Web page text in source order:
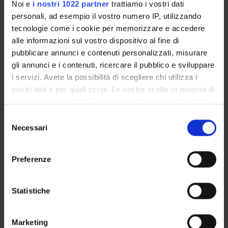
Noi e i nostri 1022 partner trattiamo i vostri dati
personali, ad esempio il vostro numero IP, utilizzando
tecnologie come i cookie per memorizzare e accedere
alle informazioni sul vostro dispositivo al fine di
pubblicare annunci e contenuti personalizzati, misurare
gli annunci e i contenuti, ricercare il pubblico e sviluppare
i servizi. Avete la possibilità di scegliere chi utilizza i
vostri dati e per quali scopi. Le vostre scelte in materia di
modificare o revocare il proprio consenso in qualsiasi
momento dalla Dichiarazione sui cookie o facendo clic
raccogliere informazioni sulla tua posizione
geografica, con un'approssimazione di qualche
Identificare il tuo dispositivo, scansionandolo
delNecessari
Preferenze
Statistiche
Marketing
Per partecipare a
distanza:https://univr.zoom.us/j/89208549020
TITOLO FORMATO (LINGUA, DIMENSIONE, DATA
Referente esterno
28 ottobre 2024